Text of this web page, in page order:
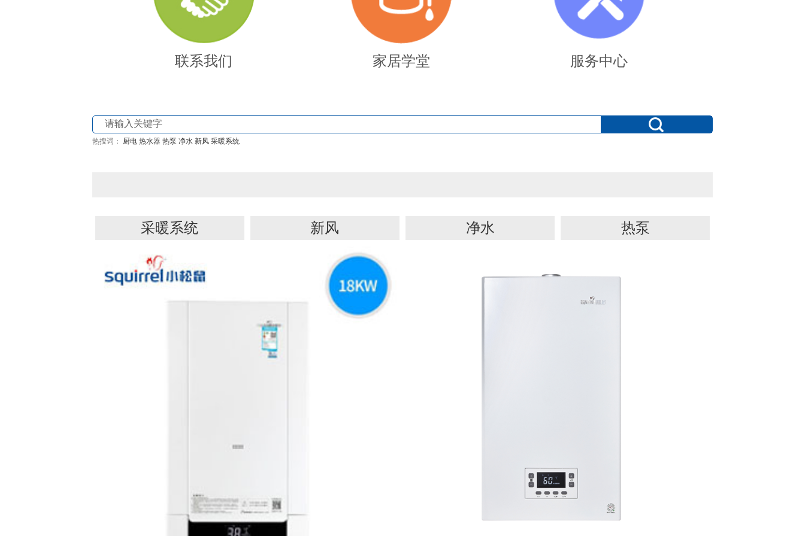
联系我们 家居学堂 服务中心
热搜词： 厨电 热水器 热泵 净水 新风 采暖系统
采暖系统 新风 净水 热泵